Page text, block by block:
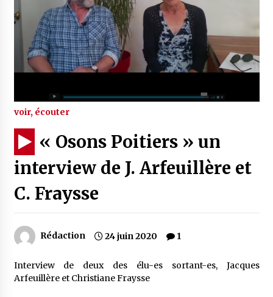
voir, écouter
« Osons Poitiers » un
interview de J. Arfeuillère et
C. Fraysse
Rédaction 24 juin 2020 1
Interview de deux des élu-es sortant-es, Jacques
Arfeuillère et Christiane Fraysse